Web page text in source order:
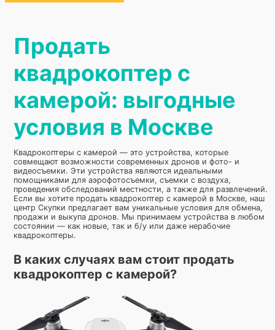
Продать
квадрокоптер с
камерой: выгодные
условия в Москве
Квадрокоптеры с камерой — это устройства, которые
совмещают возможности современных дронов и фото- и
видеосъемки. Эти устройства являются идеальными
помощниками для аэрофотосъемки, съемки с воздуха,
проведения обследований местности, а также для развлечений.
Если вы хотите продать квадрокоптер с камерой в Москве, наш
центр Скупки предлагает вам уникальные условия для обмена,
продажи и выкупа дронов. Мы принимаем устройства в любом
состоянии — как новые, так и б/у или даже нерабочие
квадрокоптеры.
В каких случаях вам стоит продать
квадрокоптер с камерой?